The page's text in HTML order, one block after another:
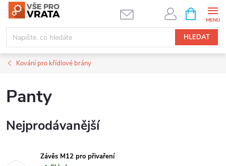
Přejít
obsah
HLEDAT
NÁKUPNÍ
KOŠÍK
Kování pro křídlové brány
Panty
Nejprodávanější
Závěs M12 pro přivaření